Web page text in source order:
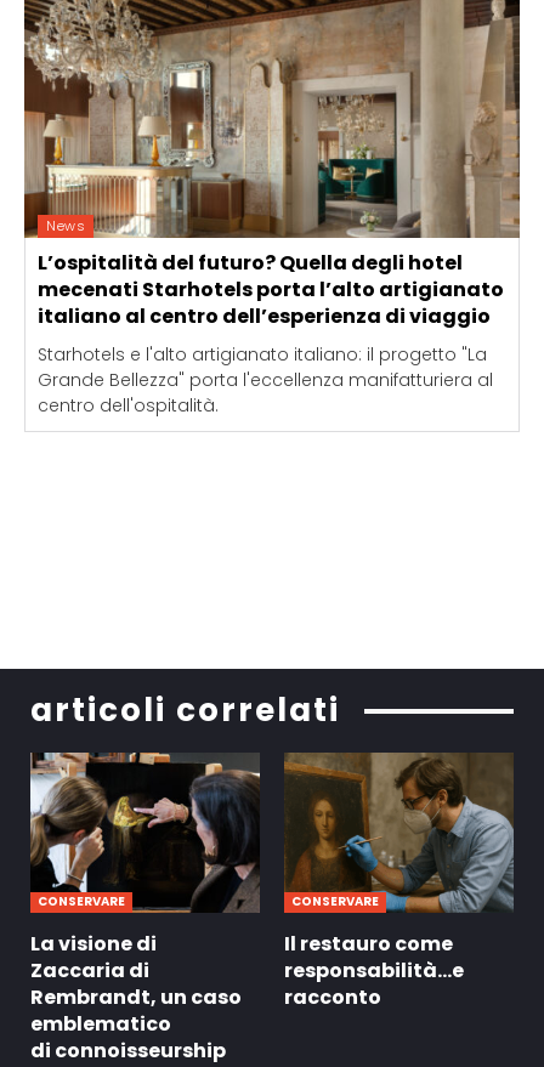
News
L’ospitalità del futuro? Quella degli hotel
mecenati Starhotels porta l’alto artigianato
italiano al centro dell’esperienza di viaggio
Starhotels e l'alto artigianato italiano: il progetto "La
Grande Bellezza" porta l'eccellenza manifatturiera al
centro dell'ospitalità.
articoli correlati
CONSERVARE
La visione di
Zaccaria di
Rembrandt, un caso
emblematico
di connoisseurship
CONSERVARE
Il restauro come
responsabilità…e
racconto